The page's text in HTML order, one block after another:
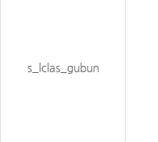
s_lclas_gubun